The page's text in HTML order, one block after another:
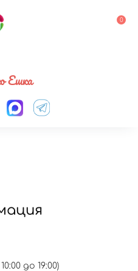
083 33 05 0
Ешка
до 19:00)